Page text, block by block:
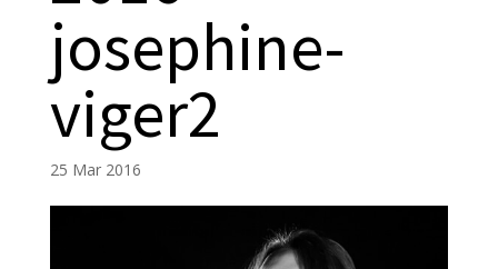
josephine-
viger2
25 Mar 2016